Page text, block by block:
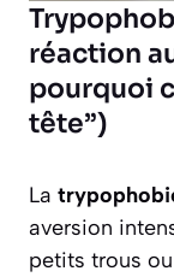
réaction
pourquoi
tête”)
La
aversion
petits trous